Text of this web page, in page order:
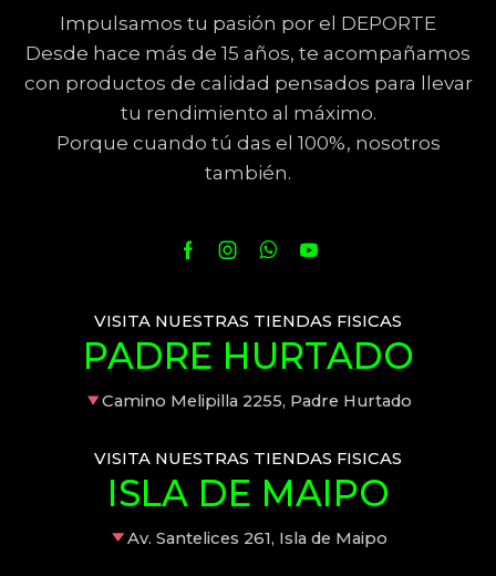
Impulsamos tu pasión por el DEPORTE
Desde hace más de 15 años, te acompañamos
con productos de calidad pensados para llevar
tu rendimiento al máximo.
Porque cuando tú das el 100%, nosotros
también.
VISITA NUESTRAS TIENDAS FISICAS
PADRE HURTADO
Camino Melipilla 2255, Padre Hurtado
VISITA NUESTRAS TIENDAS FISICAS
ISLA DE MAIPO
Av. Santelices 261, Isla de Maipo